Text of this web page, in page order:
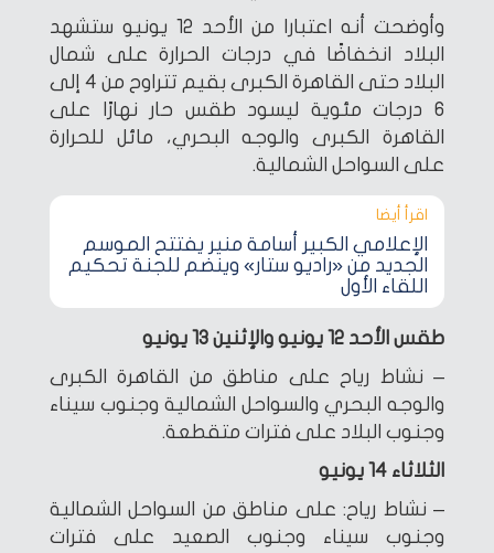
وأوضحت أنه اعتبارا من الأحد 12 يونيو ستشهد
البلاد انخفاضًا في درجات الحرارة على شمال
البلاد حتى القاهرة الكبرى بقيم تتراوح من 4 إلى
6 درجات مئوية ليسود طقس حار نهارًا على
القاهرة الكبرى والوجه البحري، مائل للحرارة
على السواحل الشمالية.
اقرأ أيضا‎
الإعلامي الكبير أسامة منير يفتتح الموسم
الجديد من «راديو ستار» وينضم للجنة تحكيم
اللقاء الأول
طقس الأحد 12 يونيو والإثنين 13 يونيو
– نشاط رياح على مناطق من القاهرة الكبرى
والوجه البحري والسواحل الشمالية وجنوب سيناء
وجنوب البلاد على فترات متقطعة.
الثلاثاء 14 يونيو
– نشاط رياح: على مناطق من السواحل الشمالية
وجنوب سيناء وجنوب الصعيد على فترات